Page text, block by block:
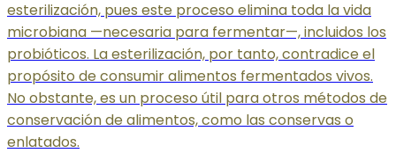
esterilización, pues este proceso elimina toda la vida
microbiana —necesaria para fermentar—, incluidos los
probióticos. La esterilización, por tanto, contradice el
propósito de consumir alimentos fermentados vivos.
No obstante, es un proceso útil para otros métodos de
conservación de alimentos, como las conservas o
enlatados.